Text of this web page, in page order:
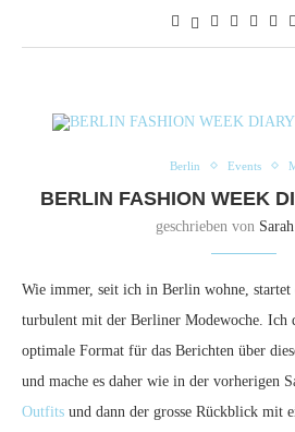
Berlin Events
BERLIN FASHION WEEK
geschrieben von
Wie immer, seit ich in Berlin wohne, startet
turbulent mit der Berliner Modewoche. Ich
optimale Format für das Berichten über
und mache es daher wie in der vorherigen
Outfits und dann der grosse Rückblick mit